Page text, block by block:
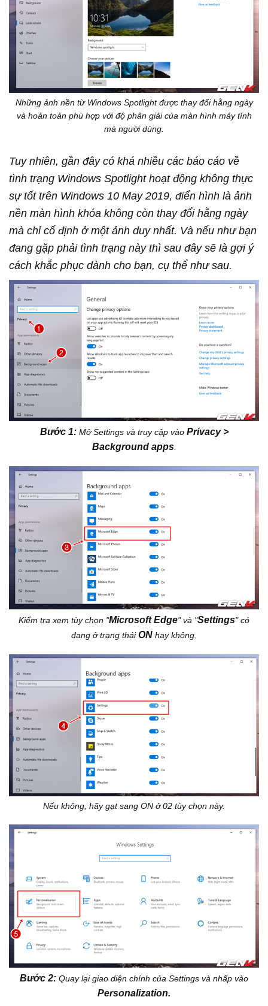
Những ảnh nền từ Windows Spotlight được thay đổi hằng ngày
và hoàn toàn phù hợp với độ phân giải của màn hình máy tính
mà người dùng.
Tuy nhiên, gần đây có khá nhiều các báo cáo về
tình trạng Windows Spotlight hoạt động không thực
sự tốt trên Windows 10 May 2019, điển hình là ảnh
nền màn hình khóa không còn thay đổi hằng ngày
mà chỉ cố định ở một ảnh duy nhất. Và nếu như bạn
đang gặp phải tình trạng này thì sau đây sẽ là gợi ý
cách khắc phục dành cho bạn, cụ thể như sau.
Bước 1: Mở Settings và truy cập vào Privacy >
Background apps.
Kiểm tra xem tùy chọn "Microsoft Edge" và "Settings" có
đang ở trạng tháiON hay không.
Nếu không, hãy gạt sang ON ở 02 tùy chọn này.
Bước 2: Quay lại giao diện chính của Settings và nhấp vào
Personalization.